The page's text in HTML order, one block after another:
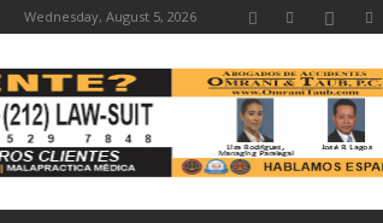
Wednesday, August 5, 2026